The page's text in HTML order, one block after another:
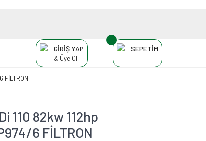
GİRİŞ YAP
& Üye Ol
SEPETİM
FİLTRON
110 82kw 112hp
6 FİLTRON